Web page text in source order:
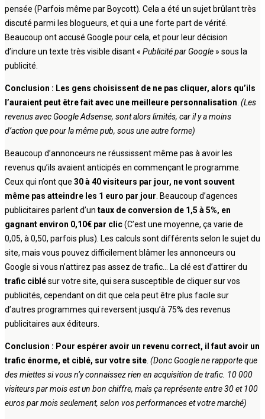
pensée (Parfois même par Boycott). Cela a été un sujet brûlant très
discuté parmi les blogueurs, et qui a une forte part de vérité.
Beaucoup ont accusé Google pour cela, et pour leur décision
d’inclure un texte très visible disant « Publicité par Google » sous la
publicité.
Conclusion : Les gens choisissent de ne pas cliquer, alors qu’ils
l’auraient peut être fait avec une meilleure personnalisation (Les
revenus avec Google Adsense, sont alors limités, car il y a moins
d’action que pour la même pub, sous une autre forme)
Beaucoup d’annonceurs ne réussissent même pas à avoir les
revenus qu’ils avaient anticipés en commençant le programme.
Ceux qui n’ont que 30 à 40 visiteurs par jour, ne vont souvent
même pas atteindre les 1 euro par jour . Beaucoup d’agences
publicitaires parlent d’un taux de conversion de 1,5 à 5%, en
gagnant environ 0,10€ par clic(C’est une moyenne, ça varie de
0,05, à 0,50, parfois plus). Les calculs sont différents selon le sujet du
site, mais vous pouvez difficilement blâmer les annonceurs ou
Google si vous n’attirez pas assez de trafic… La clé est d’attirer du
trafic ciblésur votre site, qui sera susceptible de cliquer sur vos
publicités, cependant on dit que cela peut être plus facile sur
d’autres programmes qui reversent jusqu’à 75% des revenus
publicitaires aux éditeurs.
Conclusion : Pour espérer avoir un revenu correct, il faut avoir un
trafic énorme, et ciblé, sur votre site (Donc Google ne rapporte que
des miettes si vous n’y connaissez rien en acquisition de trafic. 10 000
visiteurs par mois est un bon chiffre, mais ça représente entre 30 et 100
euros par mois seulement, selon vos performances et votre marché)